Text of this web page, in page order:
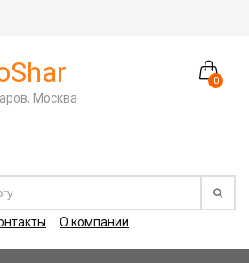
0
Москва
О компании